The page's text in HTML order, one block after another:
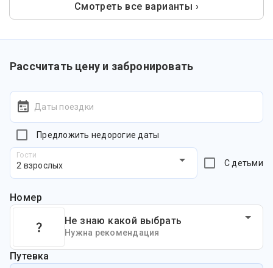
Смотреть все варианты ›
Рассчитать цену и забронировать
Даты поездки
Предложить недорогие даты
Гости
2 взрослых С детьми
Номер
Не знаю какой выбрать
Нужна рекомендация
Путевка